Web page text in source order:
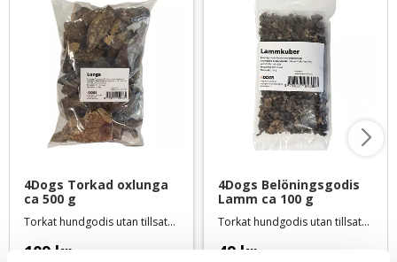
4Dogs Torkad oxlunga
ca 500 g
Torkat hundgodis utan tillsatser, ursprung EU
109 kr
4Dogs Belöningsgodis
Lamm ca 100 g
Torkat hundgodis utan tillsatser, ursprung EU
49 kr